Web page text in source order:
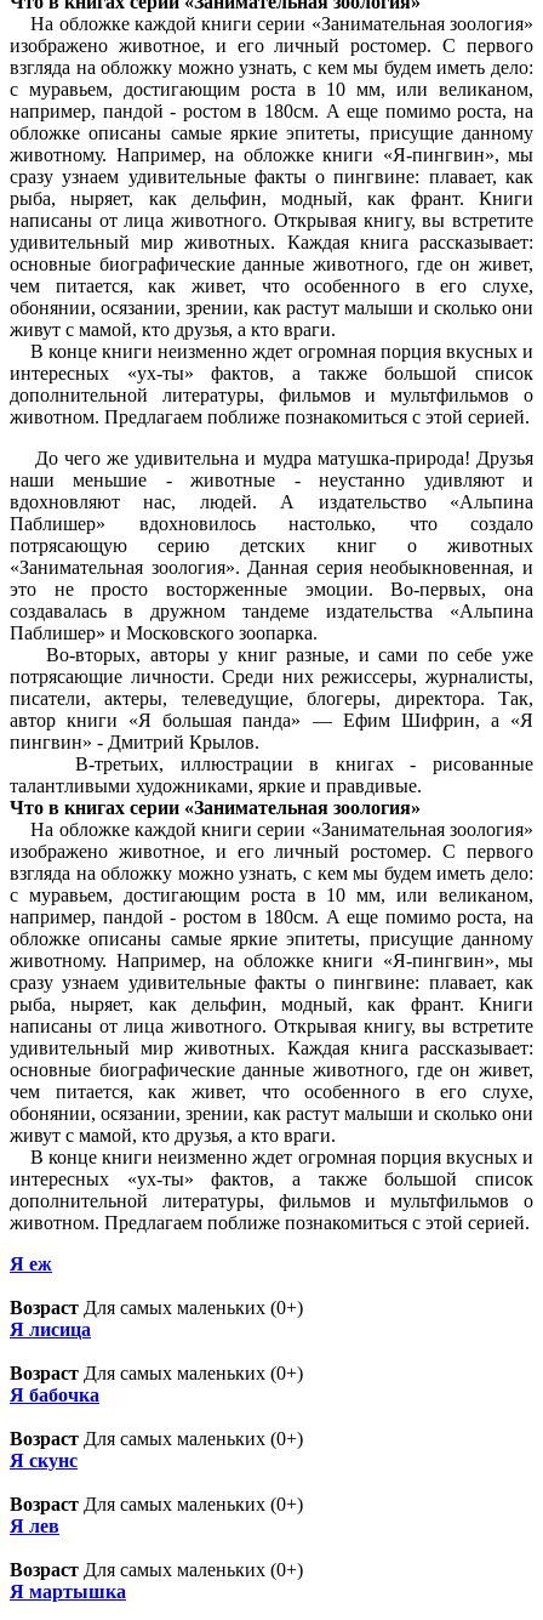
На обложке каждой книги серии «Занимательная зоология»
изображено животное, и его личный ростомер. С первого
взгляда на обложку можно узнать, с кем мы будем иметь дело:
с муравьем, достигающим роста в 10 мм, или великаном,
например, пандой - ростом в 180см. А еще помимо роста, на
обложке описаны самые яркие эпитеты, присущие данному
животному. Например, на обложке книги «Я-пингвин», мы
сразу узнаем удивительные факты о пингвине: плавает, как
рыба, ныряет, как дельфин, модный, как франт. Книги
написаны от лица животного. Открывая книгу, вы встретите
удивительный мир животных. Каждая книга рассказывает:
основные биографические данные животного, где он живет,
чем питается, как живет, что особенного в его слухе,
обонянии, осязании, зрении, как растут малыши и сколько они
живут с мамой, кто друзья, а кто враги.
В конце книги неизменно ждет огромная порция вкусных и
интересных «ух-ты» фактов, а также большой список
дополнительной литературы, фильмов и мультфильмов о
животном. Предлагаем поближе познакомиться с этой серией.
До чего же удивительна и мудра матушка-природа! Друзья
наши меньшие - животные - неустанно удивляют и
вдохновляют нас, людей. А издательство «Альпина
Паблишер» вдохновилось настолько, что создало
потрясающую серию детских книг о животных
«Занимательная зоология». Данная серия необыкновенная, и
это не просто восторженные эмоции. Во-первых, она
создавалась в дружном тандеме издательства «Альпина
Паблишер» и Московского зоопарка.
Во-вторых, авторы у книг разные, и сами по себе уже
потрясающие личности. Среди них режиссеры, журналисты,
писатели, актеры, телеведущие, блогеры, директора. Так,
автор книги «Я большая панда» — Ефим Шифрин, а «Я
пингвин» - Дмитрий Крылов.
В-третьих, иллюстрации в книгах - рисованные
талантливыми художниками, яркие и правдивые.
Что в книгах серии «Занимательная зоология»
На обложке каждой книги серии «Занимательная зоология»
изображено животное, и его личный ростомер. С первого
взгляда на обложку можно узнать, с кем мы будем иметь дело:
с муравьем, достигающим роста в 10 мм, или великаном,
например, пандой - ростом в 180см. А еще помимо роста, на
обложке описаны самые яркие эпитеты, присущие данному
животному. Например, на обложке книги «Я-пингвин», мы
сразу узнаем удивительные факты о пингвине: плавает, как
рыба, ныряет, как дельфин, модный, как франт. Книги
написаны от лица животного. Открывая книгу, вы встретите
удивительный мир животных. Каждая книга рассказывает:
основные биографические данные животного, где он живет,
чем питается, как живет, что особенного в его слухе,
обонянии, осязании, зрении, как растут малыши и сколько они
живут с мамой, кто друзья, а кто враги.
В конце книги неизменно ждет огромная порция вкусных и
интересных «ух-ты» фактов, а также большой список
дополнительной литературы, фильмов и мультфильмов о
животном. Предлагаем поближе познакомиться с этой серией.
Я eж
Возраст Для самых маленьких (0+)
Я лисица
Возраст Для самых маленьких (0+)
Я бабочка
Возраст Для самых маленьких (0+)
Я скунс
Возраст Для самых маленьких (0+)
Я лев
Возраст Для самых маленьких (0+)
Я мартышка